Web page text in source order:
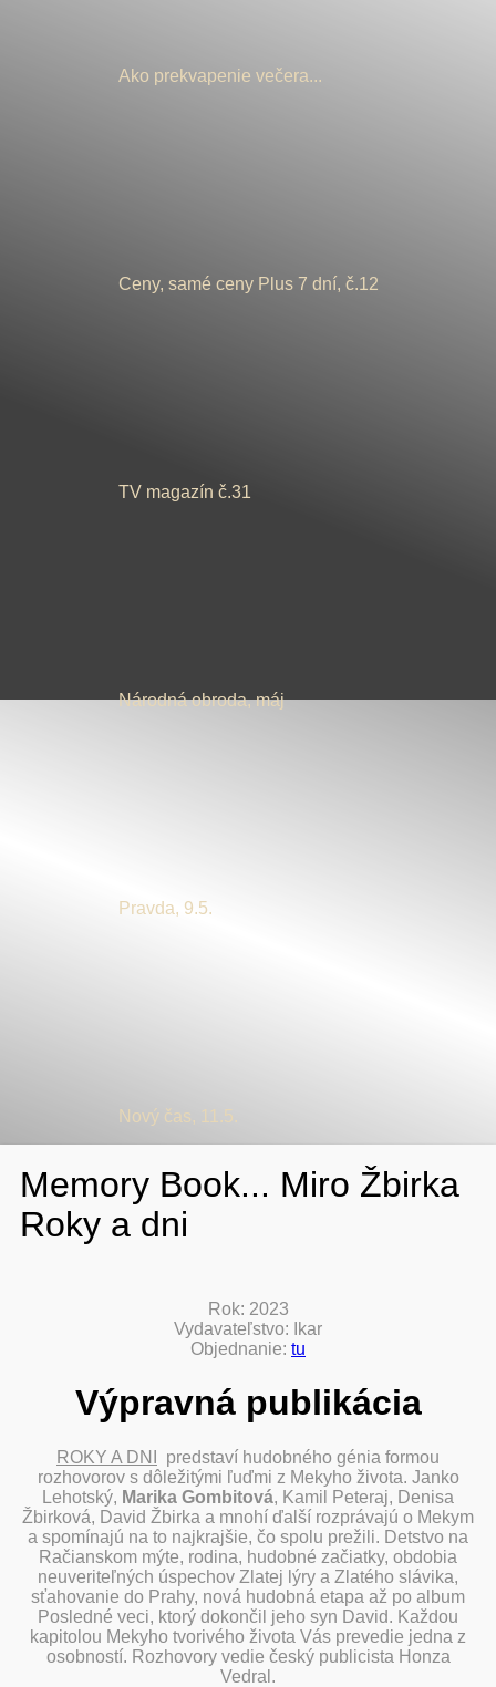
Ako prekvapenie večera...
Ceny, samé ceny Plus 7 dní, č.12
TV magazín č.31
Národná obroda, máj
Pravda, 9.5.
Nový čas, 11.5.
Memory Book... Miro Žbirka
Roky a dni
Rok: 2023
Vydavateľstvo: Ikar
Objednanie: tu
Výpravná publikácia
ROKY A DNI
predstaví hudobného génia formou
rozhovorov s dôležitými ľuďmi z Mekyho života. Janko
Lehotský, Marika Gombitová, Kamil Peteraj, Denisa
Žbirková, David Žbirka a mnohí ďalší rozprávajú o Mekym
a spomínajú na to najkrajšie, čo spolu prežili. Detstvo n​a
Račianskom mýte, rodina, hudobné začiatky, obdobia
neuveriteľných úspechov Zlatej lýry a Zlatého slávika,
sťahovanie do Prahy, nová hudobná etapa až po album
Posledné veci, ktorý dokončil jeho syn David. Každou
kapitolou Mekyho tvorivého života Vás prevedie jedna z
osobností. Rozhovory vedie český publicista Honza
Vedral.